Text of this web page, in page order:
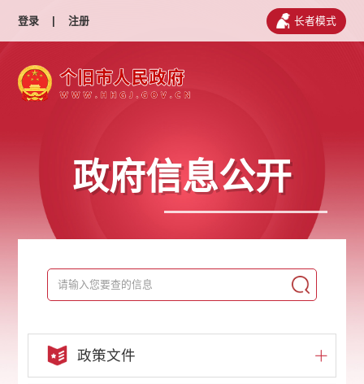
登录 | 注册 长者模式
政府信息公开
政策文件